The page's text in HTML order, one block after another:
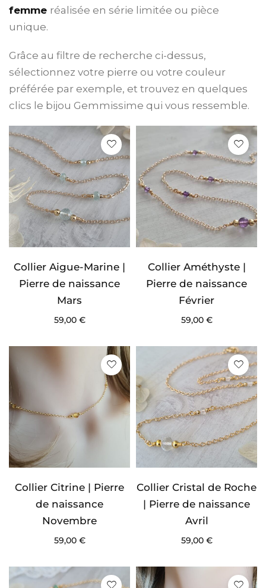
femme réalisée en série limitée ou pièce
unique.
Grâce au filtre de recherche ci-dessus,
sélectionnez votre pierre ou votre couleur
préférée par exemple, et trouvez en quelques
clics le bijou Gemmissime qui vous ressemble.
Collier Aigue-Marine |
Pierre de naissance
Mars
59,00 €
Collier Améthyste |
Pierre de naissance
Février
59,00 €
Collier Citrine | Pierre
de naissance
Novembre
59,00 €
Collier Cristal de Roche
| Pierre de naissance
Avril
59,00 €